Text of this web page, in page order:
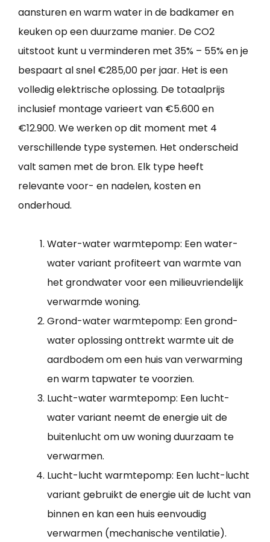
aansturen en warm water in de badkamer en
keuken op een duurzame manier. De CO2
uitstoot kunt u verminderen met 35% – 55% en je
bespaart al snel €285,00 per jaar. Het is een
volledig elektrische oplossing. De totaalprijs
inclusief montage varieert van €5.600 en
€12.900. We werken op dit moment met 4
verschillende type systemen. Het onderscheid
valt samen met de bron. Elk type heeft
relevante voor- en nadelen, kosten en
onderhoud.
Water-water warmtepomp: Een water-
water variant profiteert van warmte van
het grondwater voor een milieuvriendelijk
verwarmde woning.
Grond-water warmtepomp: Een grond-
water oplossing onttrekt warmte uit de
aardbodem om een huis van verwarming
en warm tapwater te voorzien.
Lucht-water warmtepomp: Een lucht-
water variant neemt de energie uit de
buitenlucht om uw woning duurzaam te
verwarmen.
Lucht-lucht warmtepomp: Een lucht-lucht
variant gebruikt de energie uit de lucht van
binnen en kan een huis eenvoudig
verwarmen (mechanische ventilatie).